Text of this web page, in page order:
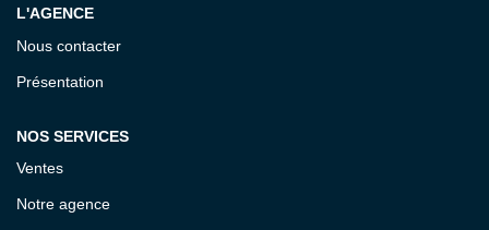
L'AGENCE
Nous contacter
Présentation
NOS SERVICES
Ventes
Notre agence